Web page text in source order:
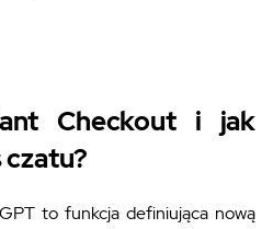
Checkout i jak
to funkcja definiująca nową